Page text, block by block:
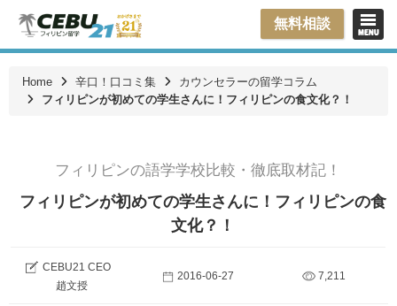
無料相談
Home 辛口！口コミ集
カウンセラーの留学コラム
フィリピンが初めての学生さんに！フィリピンの食文化？！
フィリピンの語学学校比較・徹底取材記！
フィリピンが初めての学生さんに！フィリピンの食
文化？！
CEBU21 CEO
趙文授
2016-06-27 7,211